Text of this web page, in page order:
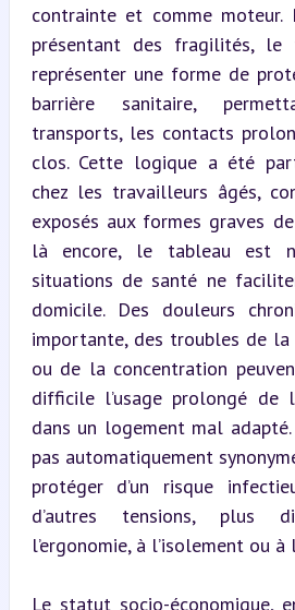
contrainte et comme moteur.
présentant des fragilités, le
représenter une forme de
barrière sanitaire,
transports, les contacts
clos. Cette logique a été
chez les travailleurs âgés,
exposés aux formes graves
là encore, le tableau est
situations de santé ne
domicile. Des douleurs
importante, des troubles de la
ou de la concentration
difficile l’usage prolongé de
dans un logement mal
pas automatiquement
protéger d’un risque
d’autres tensions, plus
l’ergonomie, à l’isolement ou
Le statut socio-économique,